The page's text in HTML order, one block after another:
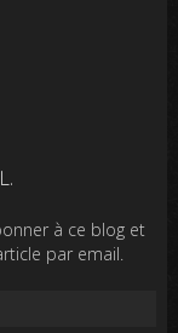
à ce blog et
par email.